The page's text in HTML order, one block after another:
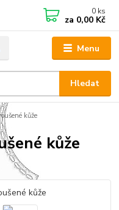
Menu
Hledat
0 ks
za 0,00 Kč
kůže
kůže